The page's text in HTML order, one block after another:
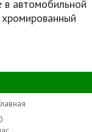
автомобильной